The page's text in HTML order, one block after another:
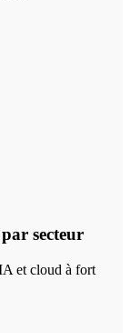
secteur
et cloud à fort